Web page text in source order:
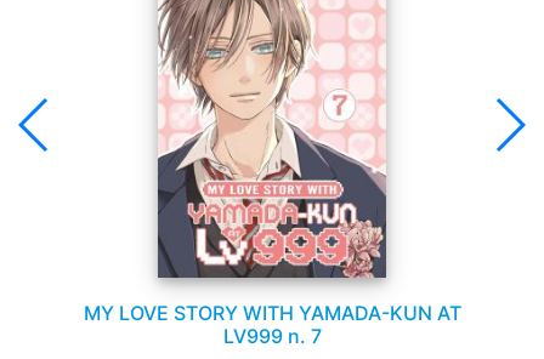
MY LOVE STORY WITH YAMADA-KUN AT
LV999 n. 7